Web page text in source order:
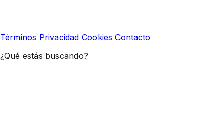
Términos Privacidad Cookies Contacto
¿Qué estás buscando?